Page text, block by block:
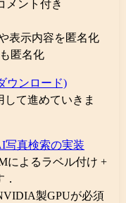
メント付き
表示内容を匿名化
匿名化
ウンロード)
て進めていきま
写真検索の実装
によるラベル付け +
製GPUが必須